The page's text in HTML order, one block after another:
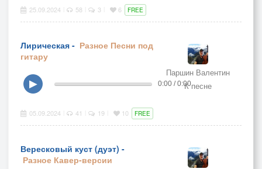
25.09.2024 58 3 6 FREE
Лирическая - Разное Песни под
гитару
Паршин Валентин
К песне
▶ 0:00 / 0:00
05.09.2024 41 19 10 FREE
Вересковый куст (дуэт) -
Разное Кавер-версии